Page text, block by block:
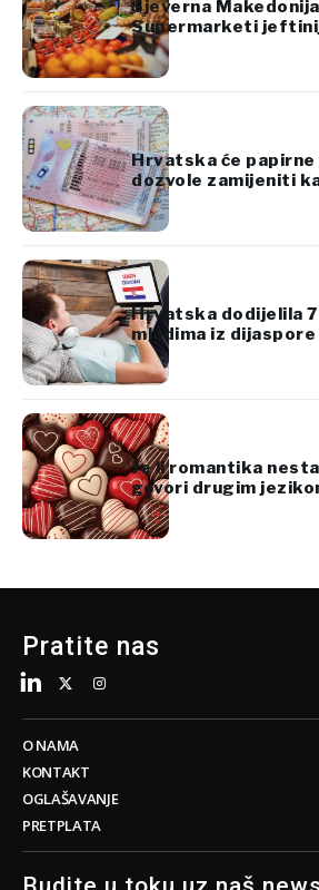
Sjeverna
Supermarketi
voće i povrće
Hrvatska će papirne
dozvole zamijeniti
standardima EU
Hrvatska dodijelila
mladima iz dijaspore
hrvatskog jezika
Je li romantika
govori drugim
Pratite nas
O NAMA
KONTAKT
OGLAŠAVANJE
PRETPLATA